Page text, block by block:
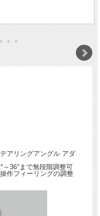
アリングアングル アダ
～36°まで無段階調整可
作フィーリングの調整